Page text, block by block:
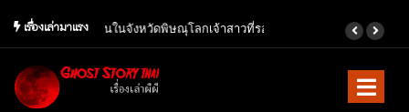
เรื่องเล่ามาแรง เจ้าสาวที่รอคอย เรื่องเล่าจากทางบ้าน